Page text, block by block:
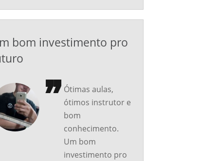
bom investimento pro
Ótimas aulas,
ótimos instrutor e
bom
conhecimento.
Um bom
investimento pro